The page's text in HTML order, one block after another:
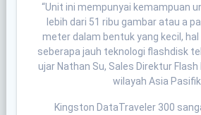
“Unit ini mempunyai kemampuan
lebih dari 51 ribu gambar atau a
meter dalam bentuk yang kecil, hal
seberapa jauh teknologi flashdisk
ujar Nathan Su, Sales Direktur
wilayah Asia Pasifik.
Kingston DataTraveler 300